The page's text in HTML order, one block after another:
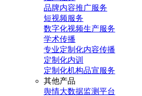
品牌内容推广服务
短视频服务
数字化视频生产服务
学术传播
专业定制化内容传播
定制化内训
定制化机构品宣服务
其他产品
舆情大数据监测平台